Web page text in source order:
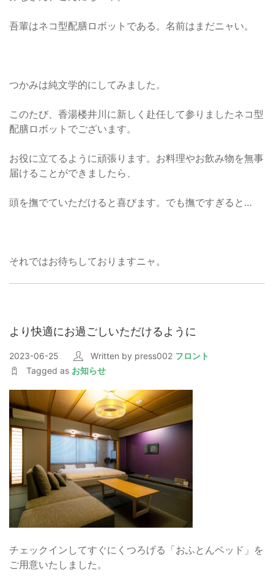
吾輩はネコ型配膳ロボットである。名前はまだニャい。
つかみは純文学的にしてみました。
このたび、香湯楼井川に新しく赴任して参りましたネコ型
配膳ロボットでございます。
お役に立てるように頑張ります。お料理やお飲み物を無事
届けることができましたら、
頭を撫でていただけると喜びます。でも撫ですぎると…
それではお待ちしておりますニャ。
より快適にお過ごしいただけるように
2023-06-25 Written by press002 フロント
Tagged as お知らせ
チェックインしてすぐにくつろげる「おふとんベッド」を
ご用意いたしました。